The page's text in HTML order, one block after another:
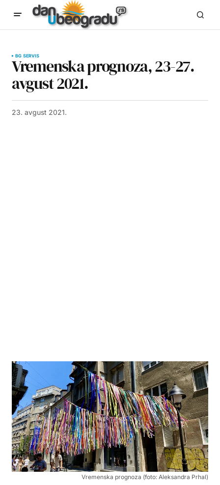
BG SERVIS
Vremenska prognoza, 23-27.
avgust 2021.
23. avgust 2021.
Vremenska prognoza (foto: Aleksandra Prhal)